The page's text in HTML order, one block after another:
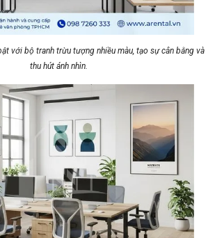
với bộ tranh trừu tượng nhiều màu, tạo sự cân bằng và
thu hút ánh nhìn.